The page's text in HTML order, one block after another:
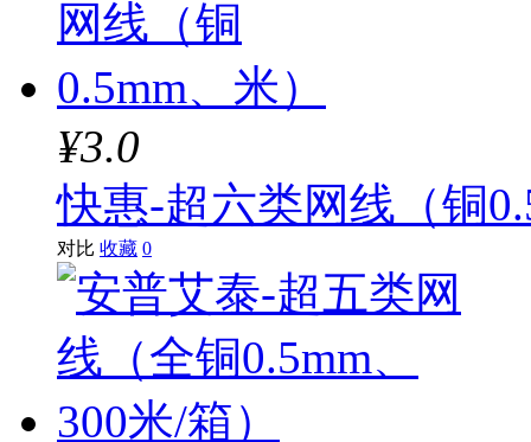
¥3.0
快惠-超六类网线（铜
对比 收藏 0